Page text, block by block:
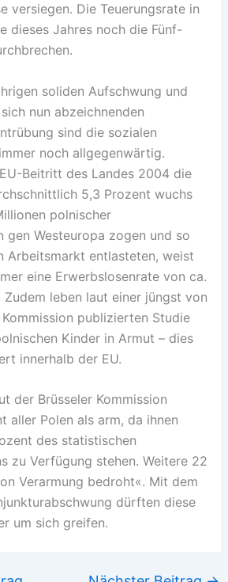
versiegen. Die Teuerungsrate in
dieses Jahres noch die Fünf-
soliden Aufschwung und
nun abzeichnenden
sind die sozialen
noch allgegenwärtig.
Beitritt des Landes 2004 die
5,3 Prozent wuchs
polnischer
gen Westeuropa zogen und so
Arbeitsmarkt entlasteten, weist
eine Erwerbslosenrate von ca.
Zudem leben laut einer jüngst von
publizierten Studie
Kinder in Armut – dies
innerhalb der EU.
der Brüsseler Kommission
aller Polen als arm, da ihnen
des statistischen
zu Verfügung stehen. Weitere 22
Verarmung bedroht«. Mit dem
dürften diese
um sich greifen.